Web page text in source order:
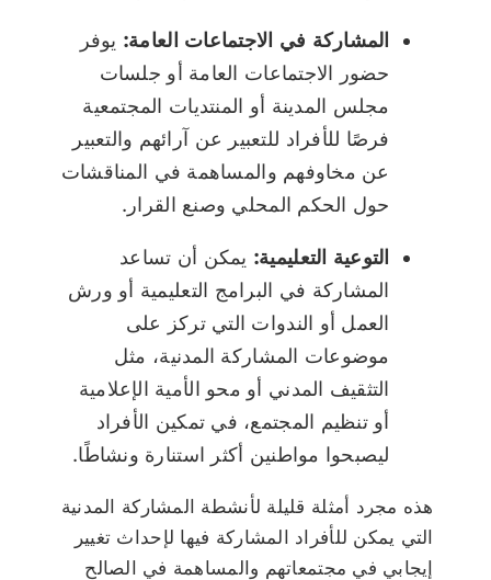
المشاركة في الاجتماعات العامة: يوفر
حضور الاجتماعات العامة أو جلسات
مجلس المدينة أو المنتديات المجتمعية
فرصًا للأفراد للتعبير عن آرائهم والتعبير
عن مخاوفهم والمساهمة في المناقشات
حول الحكم المحلي وصنع القرار.
التوعية التعليمية: يمكن أن تساعد
المشاركة في البرامج التعليمية أو ورش
العمل أو الندوات التي تركز على
موضوعات المشاركة المدنية، مثل
التثقيف المدني أو محو الأمية الإعلامية
أو تنظيم المجتمع، في تمكين الأفراد
ليصبحوا مواطنين أكثر استنارة ونشاطًا.
هذه مجرد أمثلة قليلة لأنشطة المشاركة المدنية
التي يمكن للأفراد المشاركة فيها لإحداث تغيير
إيجابي في مجتمعاتهم والمساهمة في الصالح